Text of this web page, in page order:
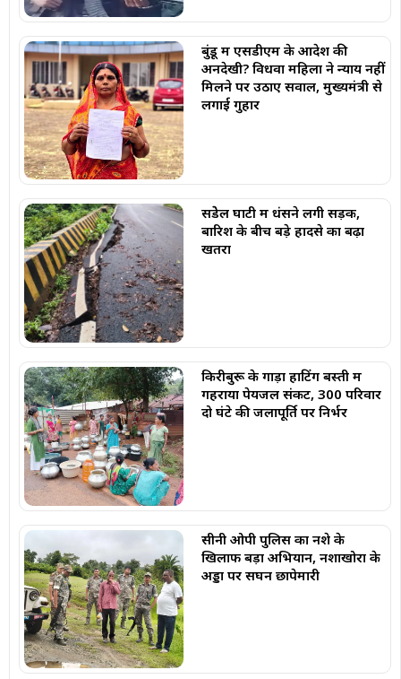
बुंडू में एसडीएम के आदेश की
अनदेखी? विधवा महिला ने न्याय नहीं
मिलने पर उठाए सवाल, मुख्यमंत्री से
लगाई गुहार
सेंडेेल घाटी में धंसने लगी सड़क,
बारिश के बीच बड़े हादसे का बढ़ा
खतरा
किरीबुरू के गाड़ा हाटिंग बस्ती में
गहराया पेयजल संकट, 300 परिवार
दो घंटे की जलापूर्ति पर निर्भर
सीनी ओपी पुलिस का नशे के
खिलाफ बड़ा अभियान, नशाखोरों के
अड्डों पर सघन छापेमारी